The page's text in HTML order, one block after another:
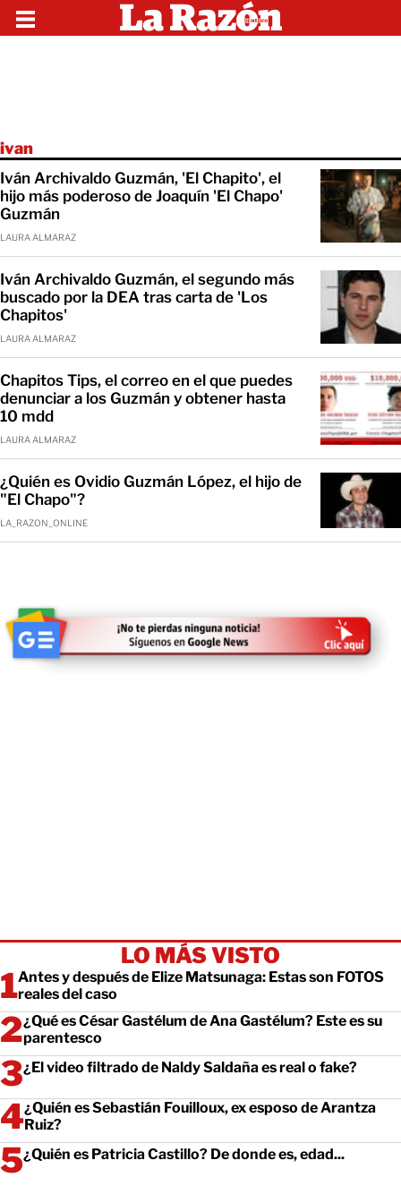
ivan
Iván Archivaldo Guzmán, 'El Chapito', el
hijo más poderoso de Joaquín 'El Chapo'
Guzmán
LAURA ALMARAZ
Iván Archivaldo Guzmán, el segundo más
buscado por la DEA tras carta de 'Los
Chapitos'
LAURA ALMARAZ
Chapitos Tips, el correo en el que puedes
denunciar a los Guzmán y obtener hasta
10 mdd
LAURA ALMARAZ
¿Quién es Ovidio Guzmán López, el hijo de
"El Chapo"?
LA_RAZON_ONLINE
LO MÁS VISTO
Antes y después de Elize Matsunaga: Estas son FOTOS
reales del caso
¿Qué es César Gastélum de Ana Gastélum? Este es su
parentesco
¿El video filtrado de Naldy Saldaña es real o fake?
¿Quién es Sebastián Fouilloux, ex esposo de Arantza
Ruiz?
¿Quién es Patricia Castillo? De donde es, edad...